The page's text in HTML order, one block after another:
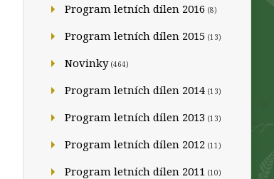
Program letních dílen 2016 (8)
Program letních dílen 2015 (13)
Novinky(464)
Program letních dílen 2014 (13)
Program letních dílen 2013 (13)
Program letních dílen 2012 (11)
Program letních dílen 2011 (10)